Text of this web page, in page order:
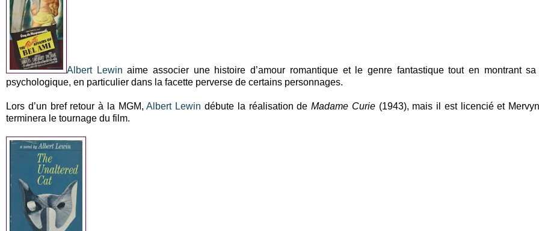
Albert Lewin aime associer une histoire d’amour romantique et le genre fantastique tout en montrant sa
psychologique, en particulier dans la facette perverse de certains personnages.
Lors d’un bref retour à la MGM,Albert Lewin débute la réalisation deMadame Curie(1943), mais il est licencié et
terminera le tournage du film.